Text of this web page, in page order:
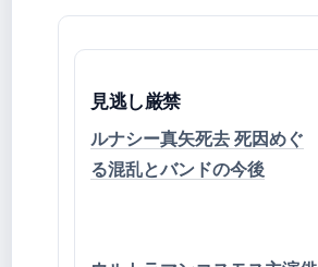
見逃し厳禁
ルナシー真矢死去 死因めぐ
る混乱とバンドの今後